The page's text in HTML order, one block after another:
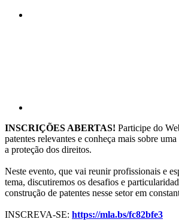
INSCRIÇÕES ABERTAS! Participe do
patentes relevantes e conheça mais sobre
a proteção dos direitos.
Neste evento, que vai reunir profissionais e
tema, discutiremos os desafios e
construção de patentes nesse setor em
INSCREVA-SE: https://mla.bs/fc82bfe3